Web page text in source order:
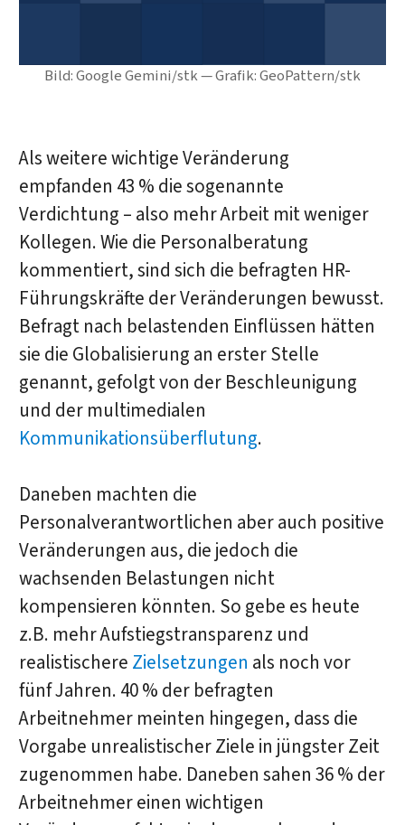
Bild: Google Gemini/stk — Grafik: GeoPattern/stk
Als weitere wichtige Veränderung
empfanden 43 % die sogenannte
Verdichtung – also mehr Arbeit mit weniger
Kollegen. Wie die Personalberatung
kommentiert, sind sich die befragten HR-
Führungskräfte der Veränderungen bewusst.
Befragt nach belastenden Einflüssen hätten
sie die Globalisierung an erster Stelle
genannt, gefolgt von der Beschleunigung
und der multimedialen
Kommunikationsüberflutung.
Daneben machten die
Personalverantwortlichen aber auch positive
Veränderungen aus, die jedoch die
wachsenden Belastungen nicht
kompensieren könnten. So gebe es heute
z.B. mehr Aufstiegstransparenz und
realistischere Zielsetzungen als noch vor
fünf Jahren. 40 % der befragten
Arbeitnehmer meinten hingegen, dass die
Vorgabe unrealistischer Ziele in jüngster Zeit
zugenommen habe. Daneben sahen 36 % der
Arbeitnehmer einen wichtigen